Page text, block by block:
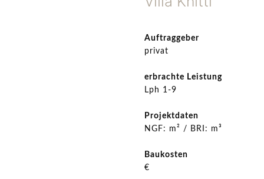
Auftraggeber
privat
erbrachte Leistung
Lph 1-9
Projektdaten
NGF: m² / BRI: m³
Baukosten
€